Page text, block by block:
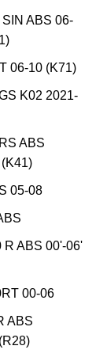
SIN ABS 06-
06-10 (K71)
K02 2021-
ABS
05-08
R ABS 00'-06'
00-06
ABS